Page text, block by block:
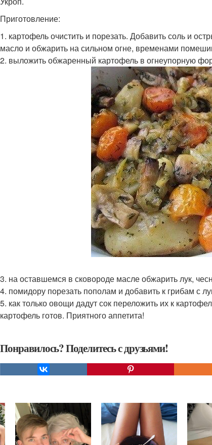
Приготовление:
1. картофель очистить и порезать. Добавить соль и
масло и обжарить на сильном огне, временами
2. выложить обжаренный картофель в огнеупорную
3. на оставшемся в сковороде масле обжарить лук,
4. помидору порезать пополам и добавить к грибам с
5. как только овощи дадут сок переложить их к
картофель готов. Приятного аппетита!
Понравилось? Поделитесь с друзьями!